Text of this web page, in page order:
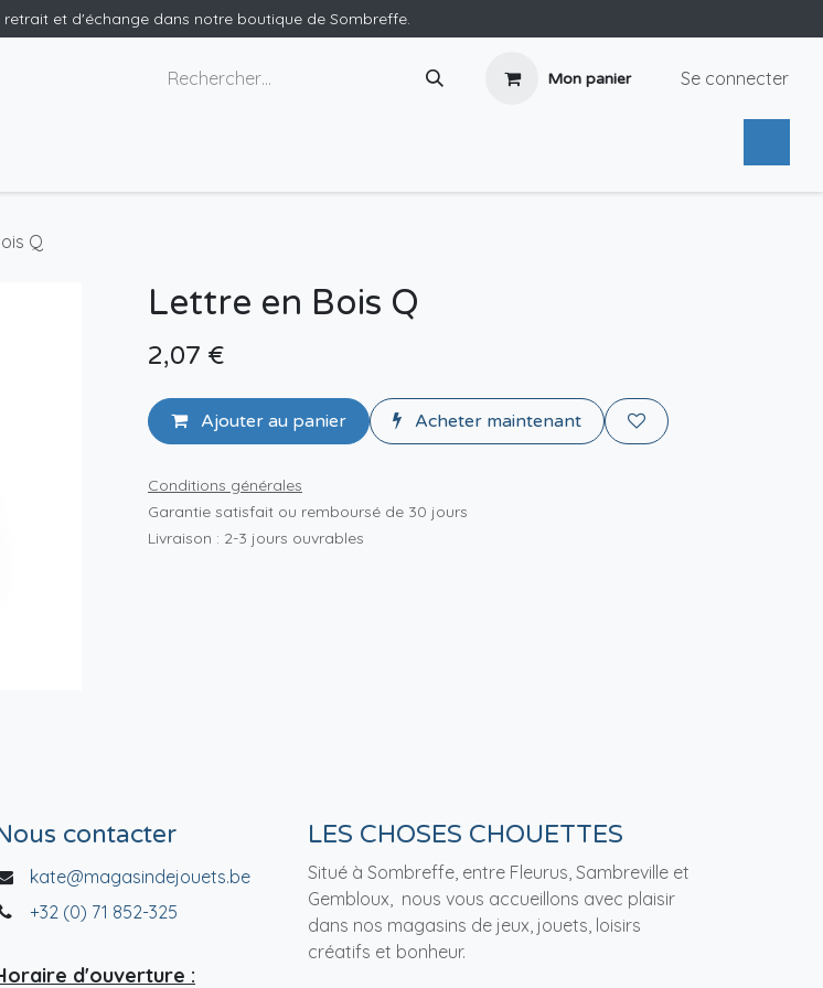
et d'échange dans notre boutique de Sombreffe.
Mon panier Se connecter
Q
Lettre en Bois Q
2,07 €
Ajouter au panier Acheter maintenant
Conditions générales
Garantie satisfait ou remboursé de 30 jours
Livraison : 2-3 jours ouvrables
contacter
kate@magasindejouets.be
+32 (0) 71 852-325
d'ouverture :
LES CHOSES CHOUETTES
Situé à Sombreffe, entre Fleurus, Sambreville et
Gembloux, nous vous accueillons avec plaisir
dans nos magasins de jeux, jouets, loisirs
créatifs et bonheur.